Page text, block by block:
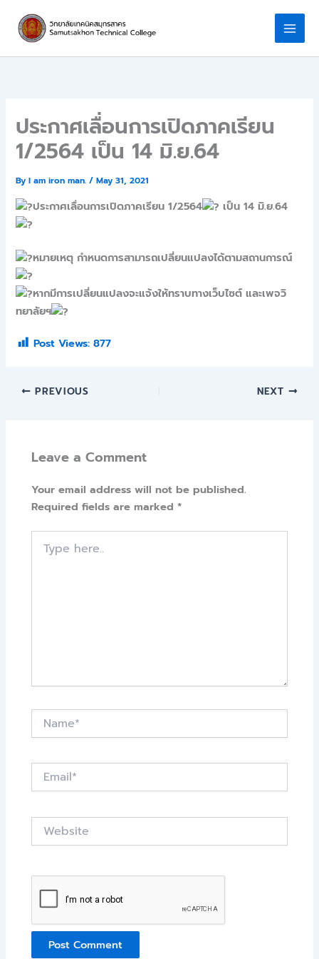
content
ประกาศเลื่อนการเปิดภาคเรียน
1/2564 เป็น 14 มิ.ย.64
ByI am iron man./May 31, 2021
ประกาศเลื่อนการเปิดภาคเรียน 1/2564 เป็น 14 มิ.ย.64
หมายเหตุ กำหนดการสามารถเปลี่ยนแปลงได้ตามสถานการณ์
หากมีการเปลี่ยนแปลงจะแจ้งให้ทราบทางเว็บไซต์ และเพจวิ
ทยาลัยฯ
Post Views: 877
PREVIOUS NEXT
Leave a Comment
Your email address will not be published.
Required fields are marked*
Type
here..
Name*
Website